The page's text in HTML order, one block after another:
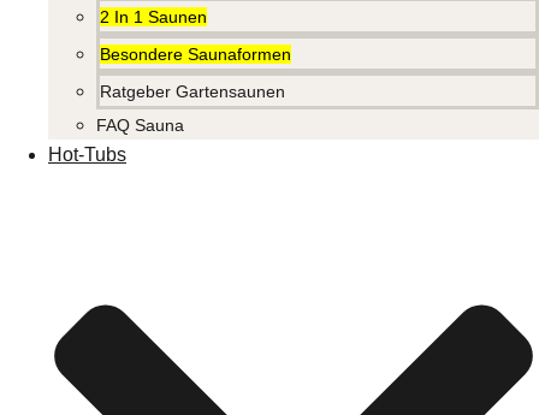
2 In 1 Saunen
Besondere Saunaformen
Ratgeber Gartensaunen
FAQ Sauna
Hot-Tubs